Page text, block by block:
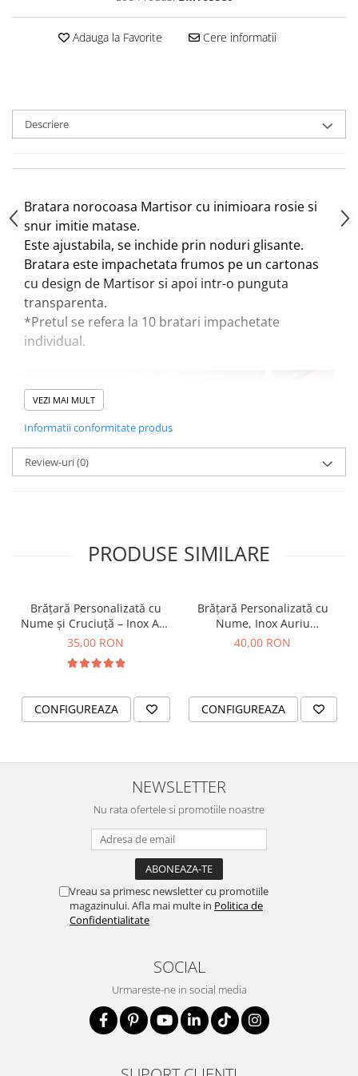
Adauga la Favorite Cere informatii
Descriere
Bratara norocoasa Martisor cu inimioara rosie si
snur imitie matase.
Este ajustabila, se inchide prin noduri glisante.
Bratara este impachetata frumos pe un cartonas
cu design de Martisor si apoi intr-o punguta
transparenta.
*Pretul se refera la 10 bratari impachetate
individual.
VEZI MAI MULT
Informatii conformitate produs
Review-uri(0)
PRODUSE SIMILARE
Brățară Personalizată cu
Nume și Cruciuță – Inox Aur
IP
35,00 RON
CONFIGUREAZA
Brățară Personalizată cu
Nume, Inox Auriu
Waterproof, bilute pentru
40,00 RON
CONFIGUREAZA
NEWSLETTER
Nu rata ofertele si promotiile noastre
Vreau sa primesc newsletter cu promotiile
magazinului. Afla mai multe in Politica de
Confidentialitate
SOCIAL
Urmareste-ne in social media